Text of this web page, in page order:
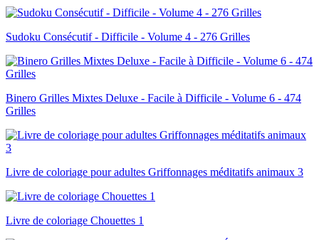
Sudoku Consécutif - Difficile - Volume 4 - 276 Grilles
Binero Grilles Mixtes Deluxe - Facile à Difficile - Volume 6 - 474
Grilles
Livre de coloriage pour adultes Griffonnages méditatifs animaux 3
Livre de coloriage Chouettes 1